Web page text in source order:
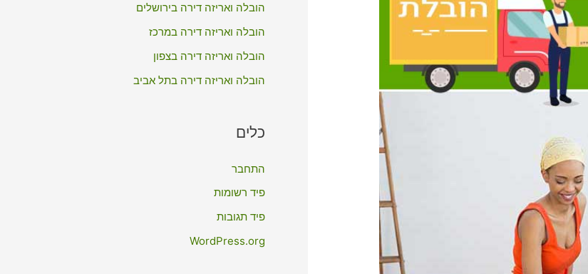
הובלה ואריזה דירה בירושלים
הובלה ואריזה דירה במרכז
הובלה ואריזה דירה בצפון
הובלה ואריזה דירה בתל אביב
כלים
התחבר
פיד רשומות
פיד תגובות
WordPress.org